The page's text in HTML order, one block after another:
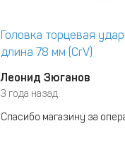
Головка торцевая
длина 78 мм (CrV)
Леонид Зюганов
3 года назад
Спасибо магазину за